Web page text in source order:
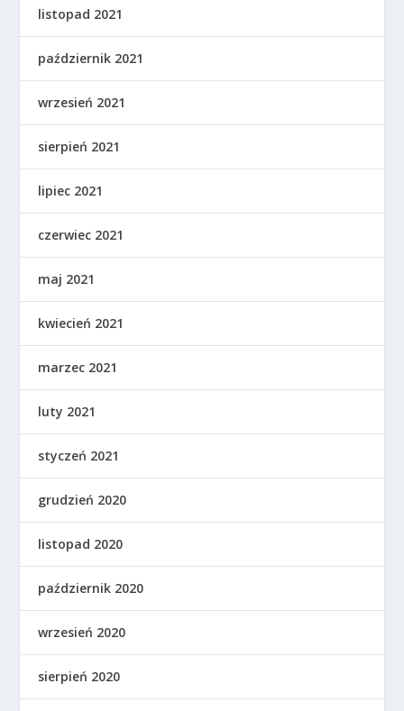
listopad 2021
październik 2021
wrzesień 2021
sierpień 2021
lipiec 2021
czerwiec 2021
maj 2021
kwiecień 2021
marzec 2021
luty 2021
styczeń 2021
grudzień 2020
listopad 2020
październik 2020
wrzesień 2020
sierpień 2020